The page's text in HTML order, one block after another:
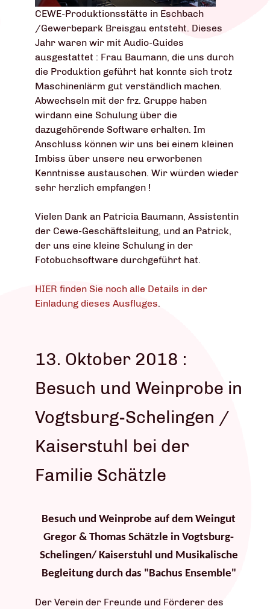
CEWE-Produktionsstätte in Eschbach
/Gewerbepark Breisgau entsteht. Dieses
Jahr waren wir mit Audio-Guides
ausgestattet : Frau Baumann, die uns durch
die Produktion geführt hat konnte sich trotz
Maschinenlärm gut verständlich machen.
Abwechseln mit der frz. Gruppe haben
wirdann eine Schulung über die
dazugehörende Software erhalten. Im
Anschluss können wir uns bei einem kleinen
Imbiss über unsere neu erworbenen
Kenntnisse austauschen. Wir würden wieder
sehr herzlich empfangen !
Vielen Dank an Patricia Baumann, Assistentin
der Cewe-Geschäftsleitung, und an Patrick,
der uns eine kleine Schulung in der
Fotobuchsoftware durchgeführt hat.
HIER finden Sie noch alle Details in der
Einladung dieses Ausfluges.
13. Oktober 2018 :
Besuch und Weinprobe in
Vogtsburg-Schelingen /
Kaiserstuhl bei der
Familie Schätzle
Besuch und Weinprobe auf dem Weingut
Gregor & Thomas Schätzle in Vogtsburg-
Schelingen/ Kaiserstuhl und Musikalische
Begleitung durch das "Bachus Ensemble"
Der Verein der Freunde und Förderer des